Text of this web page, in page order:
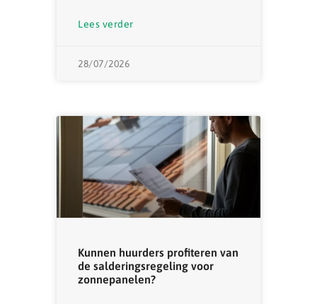
Lees verder
28/07/2026
Kunnen huurders profiteren van
de salderingsregeling voor
zonnepanelen?